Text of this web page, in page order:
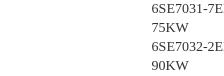
6SE7031-
75KW
6SE7032-
90KW